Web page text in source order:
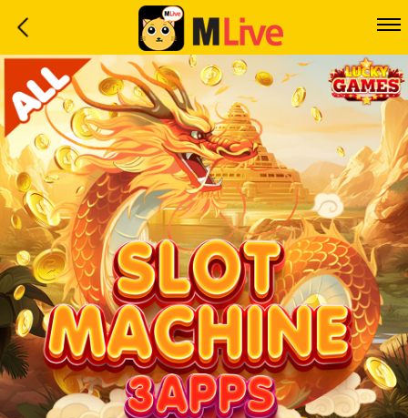
Home
Event
LuckyGame
WinwinCoin
Debit
Mdoll
Help
Support
Language